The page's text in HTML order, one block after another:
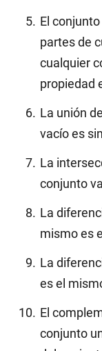
El
partes de
cualquier
propiedad
La unión
vacío es
La
conjunto
La
mismo es
La
es el
El
conjunto